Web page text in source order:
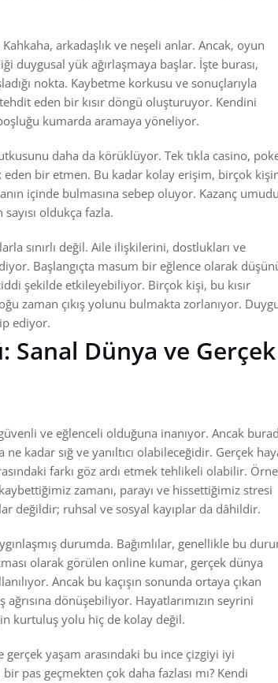
arkadaşlık ve neşeli anlar. Ancak, oyun
duygusal yük ağırlaşmaya başlar. İşte burası,
nokta. Kaybetme korkusu ve sonuçlarıyla
eden bir kısır döngü oluşturuyor. Kendini
kumarda aramaya yöneliyor.
daha da körüklüyor. Tek tıkla casino,
eden bir etmen. Bu kadar kolay erişim, birçok
içinde bulmasına sebep oluyor. Kazanç
oldukça fazla.
sınırlı değil. Aile ilişkilerini, dostlukları ve
Başlangıçta masum bir eğlence olarak
şekilde etkileyebiliyor. Birçok kişi, bu kısır
zaman çıkış yolunu bulmakta zorlanıyor.
ediyor.
Sanal Dünya ve Gerçek
ve eğlenceli olduğuna inanıyor. Ancak
kadar sığ ve yanıltıcı olabileceğidir. Gerçek
farkı göz ardı etmek tehlikeli olabilir.
zamanı, parayı ve hissettiğimiz stresi
değildir; ruhsal ve sosyal kayıplar da dâhildir.
durumda. Bağımlılar, genellikle bu
olarak görülen online kumar, gerçek dünya
Ancak bu kaçışın sonunda ortaya çıkan
dönüşebiliyor. Hayatlarımızın seyrini
kurtuluş yolu hiç de kolay değil.
yaşam arasındaki bu ince çizgiyi iyi
pas geçmekten çok daha fazlası mı? Kendi